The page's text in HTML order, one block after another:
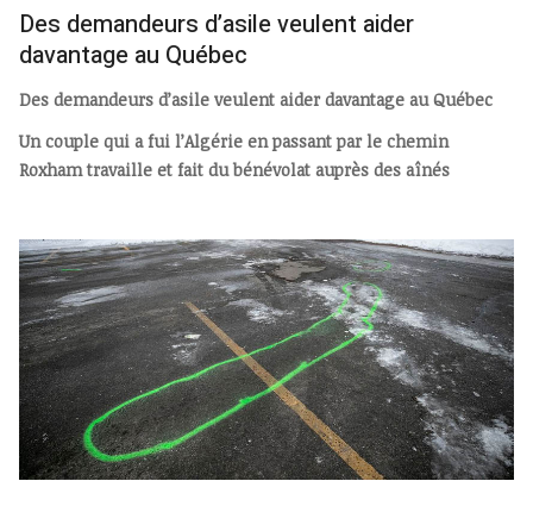
Des demandeurs d’asile veulent aider
davantage au Québec
Des demandeurs d’asile veulent aider davantage au Québec
Un couple qui a fui l’Algérie en passant par le chemin
Roxham travaille et fait du bénévolat auprès des aînés